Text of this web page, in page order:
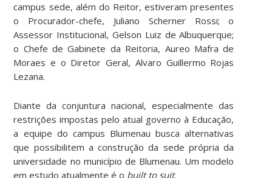
campus sede, além do Reitor, estiveram presentes
o Procurador-chefe, Juliano Scherner Rossi; o
Assessor Institucional, Gelson Luiz de Albuquerque;
o Chefe de Gabinete da Reitoria, Aureo Mafra de
Moraes e o Diretor Geral, Alvaro Guillermo Rojas
Lezana.
Diante da conjuntura nacional, especialmente das
restrições impostas pelo atual governo à Educação,
a equipe do campus Blumenau busca alternativas
que possibilitem a construção da sede própria da
universidade no município de Blumenau. Um modelo
em estudo atualmente é o built to suit.